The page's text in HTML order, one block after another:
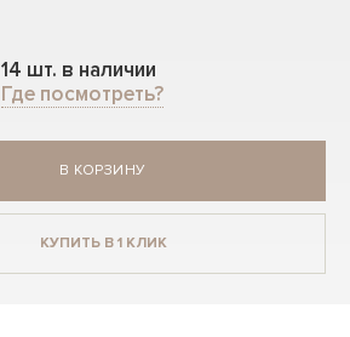
14 шт. в наличии
Где посмотреть?
В КОРЗИНУ
КУПИТЬ В 1 КЛИК